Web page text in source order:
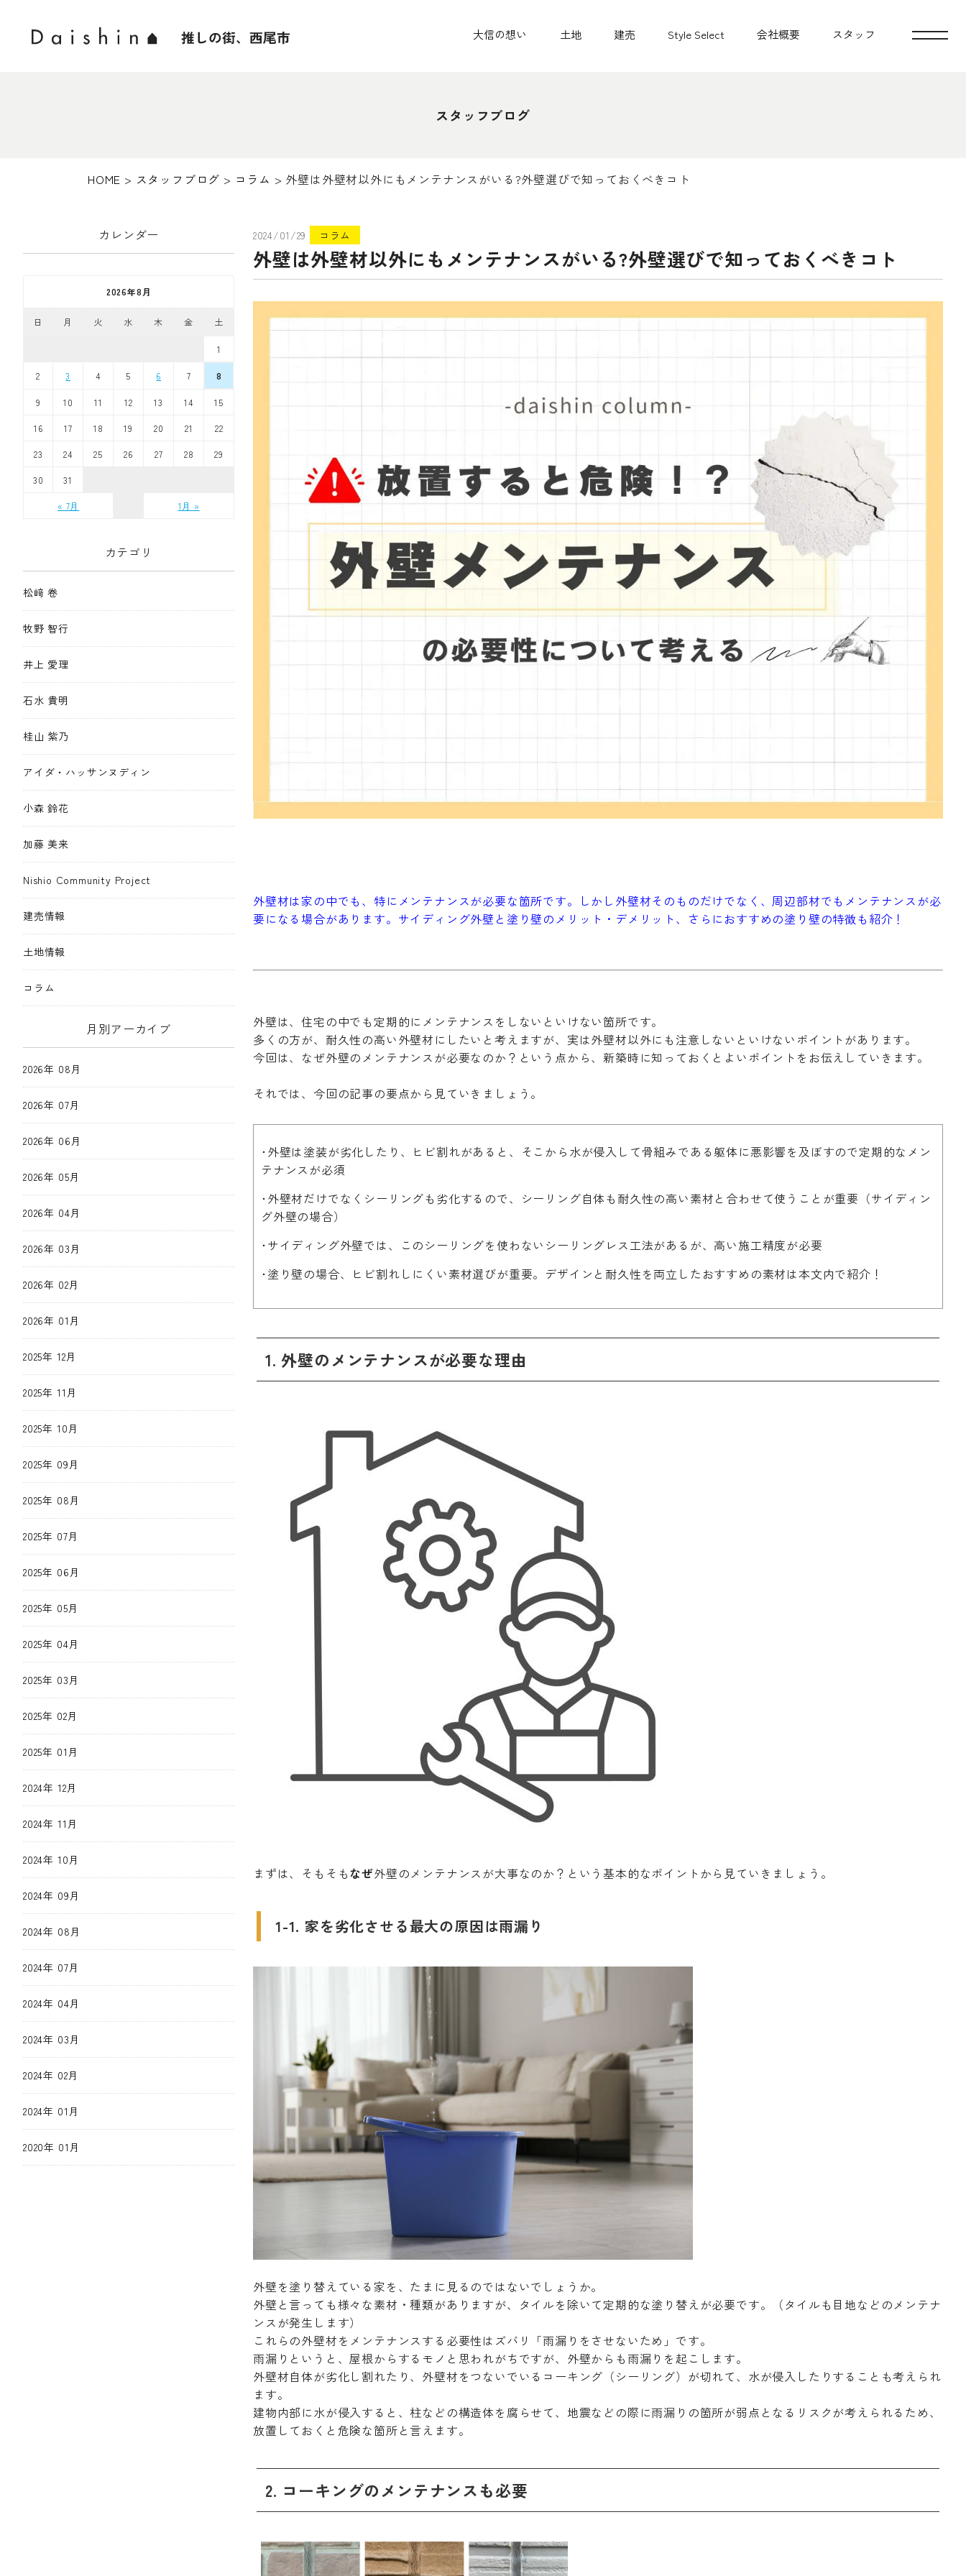
大信の想い 土地 建売 Style Select 会社概要 スタッフ
スタッフブログ
HOME > スタッフブログ > コラム > 外壁は外壁材以外にもメンテナンスがいる?外壁選びで知っておくべきコト
2024/01/29 コラム
外壁は外壁材以外にもメンテナンスがいる?外壁選びで知っておくべきコト
外壁材は家の中でも、特にメンテナンスが必要な箇所です。しかし外壁材そのものだけでなく、周辺部材でもメンテナンスが必
要になる場合があります。 サイディング外壁と塗り壁のメリット・デメリット、さらにおすすめの塗り壁の特徴も紹介！
外壁は、住宅の中でも定期的にメンテナンスをしないといけない箇所です。
多くの方が、耐久性の高い外壁材にしたいと考えますが、実は外壁材以外にも注意しないといけないポイントがあります。
今回は、なぜ外壁のメンテナンスが必要なのか？という点から、新築時に知っておくとよいポイントをお伝えしていきます。
それでは、今回の記事の要点から見ていきましょう。
･外壁は塗装が劣化したり、ヒビ割れがあると、そこから水が侵入して骨組みである躯体に悪影響を及ぼすので定期的なメン
テナンスが必須
･外壁材だけでなくシーリングも劣化するので、シーリング自体も耐久性の高い素材と合わせて使うことが重要（サイディン
グ外壁の場合）
･サイディング外壁では、このシーリングを使わないシーリングレス工法があるが、高い施工精度が必要
･塗り壁の場合、ヒビ割れしにくい素材選びが重要。デザインと耐久性を両立したおすすめの素材は本文内で紹介！
1. 外壁のメンテナンスが必要な理由
まずは、そもそもなぜ外壁のメンテナンスが大事なのか？ という基本的なポイントから見ていきましょう。
1-1. 家を劣化させる最大の原因は雨漏り
外壁を塗り替えている家を、たまに見るのではないでしょうか。
外壁と言っても様々な素材・種類がありますが、タイルを除いて定期的な塗り替えが必要です。（タイルも目地などのメンテナ
ンスが発生します）
これらの外壁材をメンテナンスする必要性はズバリ
「雨漏りをさせないため」 です。
雨漏りというと、屋根からするモノと思われがちですが、外壁からも雨漏りを起こします。
外壁材自体が劣化し割れたり、外壁材をつないでいるコーキング（シーリング）が切れて、水が侵入したりすることも考えられ
ます。
建物内部に水が侵入すると、柱などの構造体を腐らせて、 地震などの際に雨漏りの箇所が弱点となるリスク が考えられるため、
放置しておくと危険な箇所と言えます。
2. コーキングのメンテナンスも必要
カレンダー
2026年8月
日 月 火 水 木 金 土
« 7月 1月 »
1
2 3 4 5 6 7 8
9 10 11 12 13 14 15
16 17 18 19 20 21 22
23 24 25 26 27 28 29
30 31
カテゴリ
松﨑 卷
牧野 智行
井上 愛理
石水 貴明
桂山 紫乃
アイダ・ハッサンヌディン
小森 鈴花
加藤 美来
Nishio Community Project
建売情報
土地情報
コラム
月別アーカイブ
2026年 08月
2026年 07月
2026年 06月
2026年 05月
2026年 04月
2026年 03月
2026年 02月
2026年 01月
2025年 12月
2025年 11月
2025年 10月
2025年 09月
2025年 08月
2025年 07月
2025年 06月
2025年 05月
2025年 04月
2025年 03月
2025年 02月
2025年 01月
2024年 12月
2024年 11月
2024年 10月
2024年 09月
2024年 08月
2024年 07月
2024年 04月
2024年 03月
2024年 02月
2024年 01月
2020年 01月